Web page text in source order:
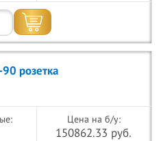
розетка
Цена на б/у:
150862.33 руб.